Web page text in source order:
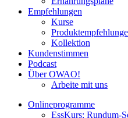
Empfehlungen
Kurse
Kollektion
Kundenstimmen
Podcast
Über OWAO!
Arbeite mit uns
Onlineprogramme
EssKurs: Rundum-